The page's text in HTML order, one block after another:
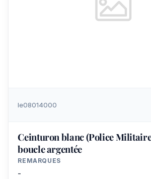
le08014000
Ceinturon blanc (Police
boucle argentée
REMARQUES
-